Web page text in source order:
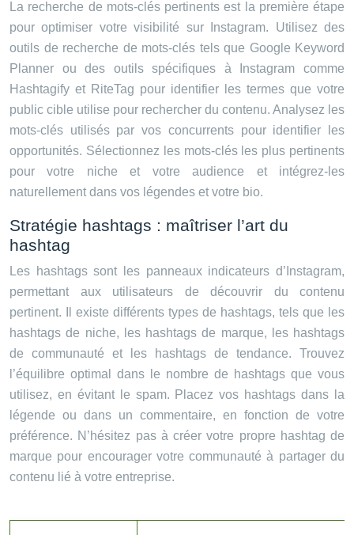
La recherche de mots-clés pertinents est la première étape
pour optimiser votre visibilité sur Instagram. Utilisez des
outils de recherche de mots-clés tels que Google Keyword
Planner ou des outils spécifiques à Instagram comme
Hashtagify et RiteTag pour identifier les termes que votre
public cible utilise pour rechercher du contenu. Analysez les
mots-clés utilisés par vos concurrents pour identifier les
opportunités. Sélectionnez les mots-clés les plus pertinents
pour votre niche et votre audience et intégrez-les
naturellement dans vos légendes et votre bio.
Stratégie hashtags : maîtriser l’art du
hashtag
Les hashtags sont les panneaux indicateurs d’Instagram,
permettant aux utilisateurs de découvrir du contenu
pertinent. Il existe différents types de hashtags, tels que les
hashtags de niche, les hashtags de marque, les hashtags
de communauté et les hashtags de tendance. Trouvez
l’équilibre optimal dans le nombre de hashtags que vous
utilisez, en évitant le spam. Placez vos hashtags dans la
légende ou dans un commentaire, en fonction de votre
préférence. N’hésitez pas à créer votre propre hashtag de
marque pour encourager votre communauté à partager du
contenu lié à votre entreprise.